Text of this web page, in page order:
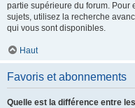
partie supérieure du forum. Pour
sujets, utilisez la recherche
qui vous sont disponibles.
Haut
Favoris et abonnements
Quelle est la différence entre